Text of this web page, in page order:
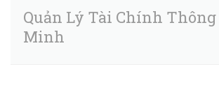
PHÁT TRIỂN
Quản Lý Tài Chính Thông
Minh